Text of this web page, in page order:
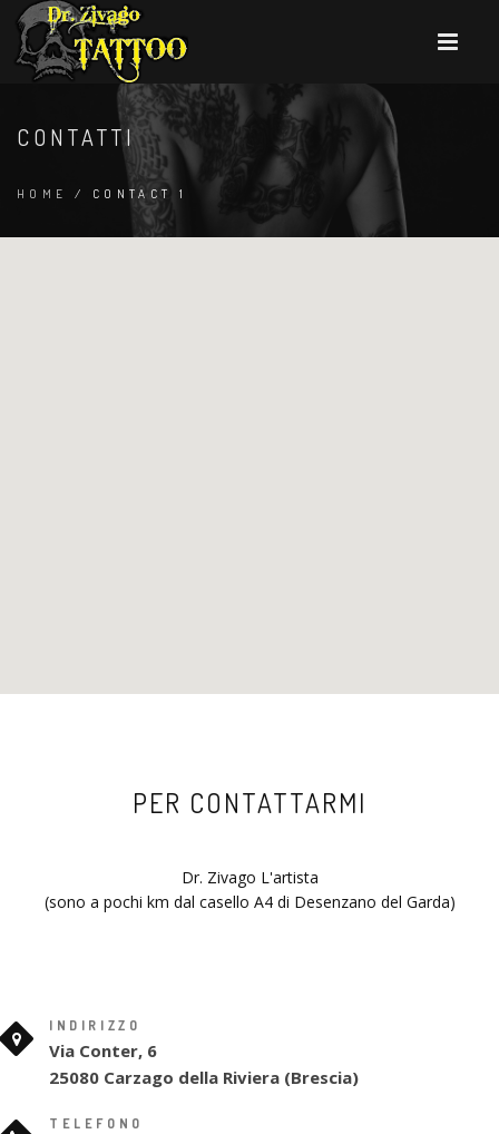
CONTATTI
HOME / CONTACT 1
PER CONTATTARMI
Dr. Zivago L'artista
(sono a pochi km dal casello A4 di Desenzano del Garda)
INDIRIZZO
Via Conter, 6
25080 Carzago della Riviera (Brescia)
TELEFONO